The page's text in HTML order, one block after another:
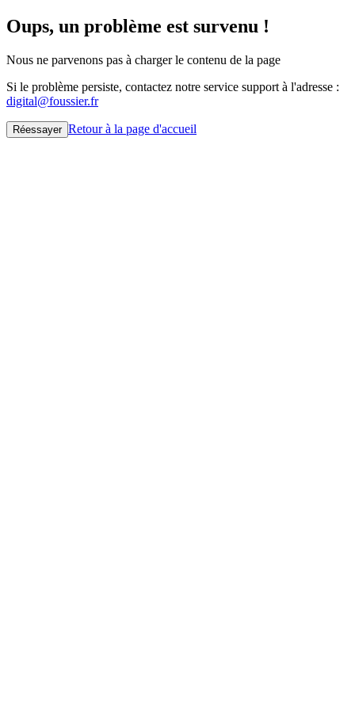
Oups, un problème est survenu !
Nous ne parvenons pas à charger le contenu de la page
Si le problème persiste, contactez notre service support à l'adresse :
digital@foussier.fr
Réessayer Retour à la page d'accueil